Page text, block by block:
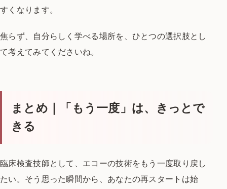
すくなります。
焦らず、自分らしく学べる場所を、ひとつの選択肢とし
て考えてみてくださいね。
まとめ｜「もう一度」は、きっとで
きる
臨床検査技師として、エコーの技術をもう一度取り戻し
たい。 そう思った瞬間から、あなたの再スタートは始